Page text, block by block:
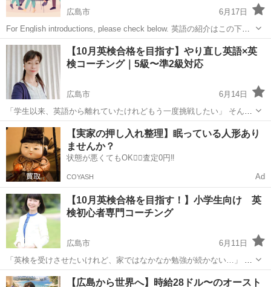
広島市
6月17日
For English introductions, please check below. 英語の紹介はこの下で
す。 時間：9:00~11:00時 料金：100円（お菓子代） 場所：広島CLCの
本屋さんの２階。広...
広島 広島市 英会話 may
【10月英検合格を目指す】やり直し英語×英
検コーチング｜5級〜準2級対応
広島市
6月14日
「学生以来、英語から離れていたけれどもう一度挑戦したい」 そんな
大人の方向けの英検コーチングです。 英検5級・4級・3級・準2級の合
格を目標に、 現在のレベルや生活スタイルに合わせて学習をサポート
します。 ...
広島 広島市 英検 コーチング
【実家の押し入れ整理】眠っている人形あり
ませんか？
状態が悪くてもOK🙆‍♀️査定0円‼️
COYASH Ad
【10月英検合格を目指す！】小学生向け 英
検初心者専門コーチング
広島市
6月11日
「英検を受けさせたいけれど、家ではなかなか勉強が続かない…」 そ
んなお悩みはありませんか？ 英検5級・4級・3級・準2級を目指す小学
生を対象に、オンラインで英検コーチングを行っています。 ただ問題
広島 広島市 英検 コーチング
【広島から世界へ】時給28ドル〜のオースト